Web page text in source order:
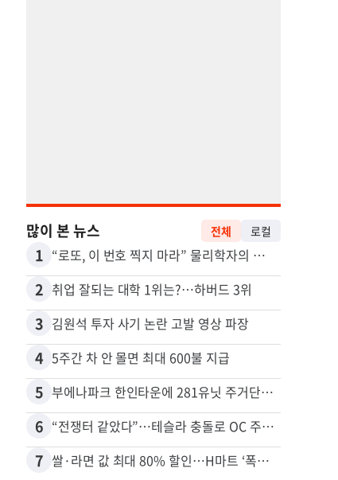
많이 본 뉴스 전체 로컬
1 “로또, 이 번호 찍지 마라” 물리학자의 당첨금 높이는 비밀
2 취업 잘되는 대학 1위는?…하버드 3위
3 김원석 투자 사기 논란 고발 영상 파장
4 5주간 차 안 몰면 최대 600불 지급
5 부에나파크 한인타운에 281유닛 주거단지 들어선다
6 “전쟁터 같았다”…테슬라 충돌로 OC 주택 4채 파손
7 쌀·라면 값 최대 80% 할인…H마트 ‘폭탄 세일’